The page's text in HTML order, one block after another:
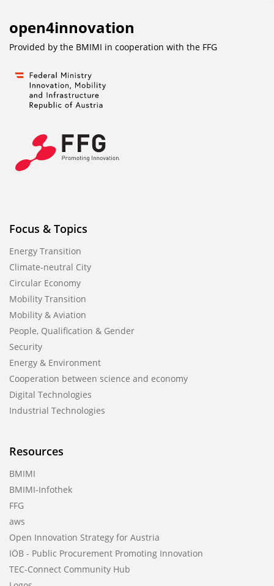
open4innovation
Provided by the BMIMI in cooperation with the FFG
Focus & Topics
Energy Transition
Climate-neutral City
Circular Economy
Mobility Transition
Mobility & Aviation
People, Qualification & Gender
Security
Energy & Environment
Cooperation between science and economy
Digital Technologies
Industrial Technologies
Resources
BMIMI
BMIMI-Infothek
FFG
aws
Open Innovation Strategy for Austria
IÖB - Public Procurement Promoting Innovation
TEC-Connect Community Hub